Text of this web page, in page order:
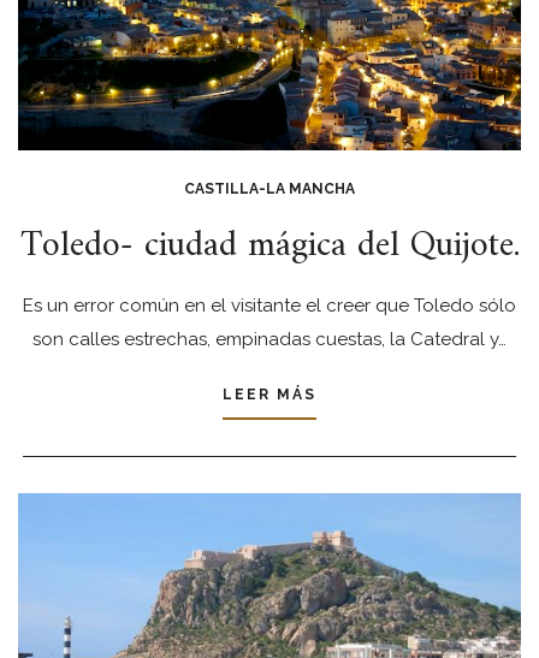
CASTILLA-LA MANCHA
Toledo- ciudad mágica del Quijote.
Es un error común en el visitante el creer que Toledo sólo
son calles estrechas, empinadas cuestas, la Catedral y…
LEER MÁS